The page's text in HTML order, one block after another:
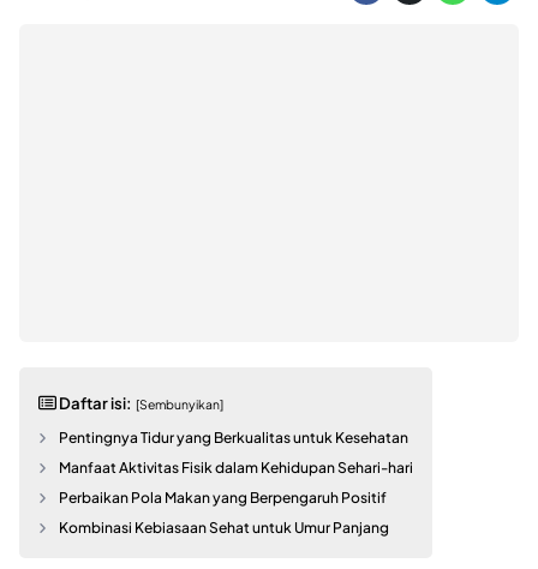
Daftar isi: [Sembunyikan]
Pentingnya Tidur yang Berkualitas untuk Kesehatan
Manfaat Aktivitas Fisik dalam Kehidupan Sehari-hari
Perbaikan Pola Makan yang Berpengaruh Positif
Kombinasi Kebiasaan Sehat untuk Umur Panjang